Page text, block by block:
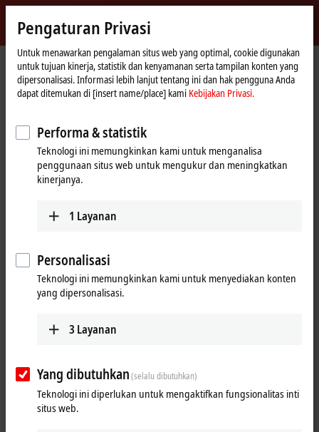
Beckhoff
-
New
Automation
Technology
BerandaSupport Download finder Search result
My bookmark list
To the bookmark list
Do you need help? Please feel free to contact us.
Contact
Pengaturan Privasi
Untuk menawarkan pengalaman situs web yang optimal, cookie digunakan
untuk tujuan kinerja, statistik dan kenyamanan serta tampilan konten yang
dipersonalisasi. Informasi lebih lanjut tentang ini dan hak pengguna Anda
dapat ditemukan di [insert name/place] kami Kebijakan Privasi.
Performa & statistik
Teknologi ini memungkinkan kami untuk menganalisa
penggunaan situs web untuk mengukur dan meningkatkan
kinerjanya.
1 Layanan
Personalisasi
Teknologi ini memungkinkan kami untuk menyediakan konten
yang dipersonalisasi.
3 Layanan
Yang dibutuhkan(selalu dibutuhkan)
Teknologi ini diperlukan untuk mengaktifkan fungsionalitas inti
situs web.